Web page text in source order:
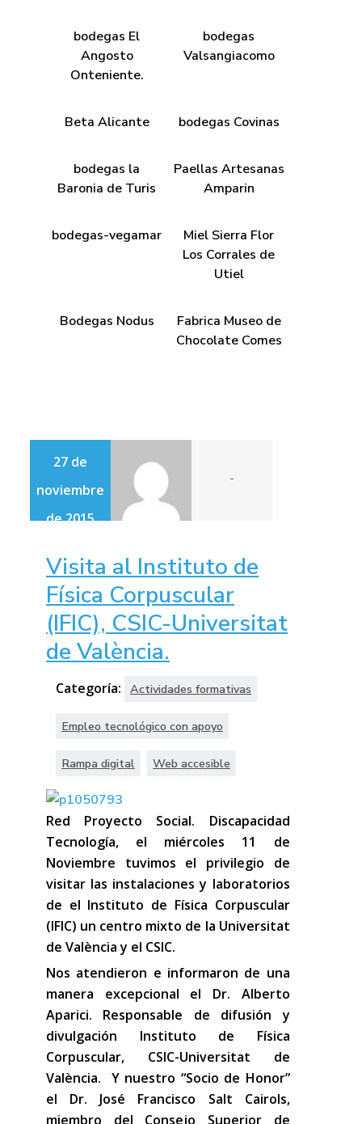
bodegas El
Angosto
Onteniente.
bodegas
Valsangiacomo
Beta Alicante bodegas Covinas
bodegas la
Baronia de Turis
Paellas Artesanas
Amparin
bodegas-vegamar
Miel Sierra Flor
Los Corrales de
Utiel
Bodegas Nodus
Fabrica Museo de
Chocolate Comes
27 de
noviembre
de 2015
-
Visita al Instituto de
Física Corpuscular
(IFIC), CSIC-Universitat
de València.
Categoría: Actividades formativas
Empleo tecnológico con apoyo
Rampa digital Web accesible
Red Proyecto Social. Discapacidad
Tecnología, el miércoles 11 de
Noviembre tuvimos el privilegio de
visitar las instalaciones y laboratorios
de el Instituto de Física Corpuscular
(IFIC) un centro mixto de la Universitat
de València y el CSIC.
Nos atendieron e informaron de una
manera excepcional el Dr. Alberto
Aparici. Responsable de difusión y
divulgación Instituto de Física
Corpuscular, CSIC-Universitat de
València. Y nuestro “Socio de Honor”
el Dr. José Francisco Salt Cairols,
miembro del Consejo Superior de